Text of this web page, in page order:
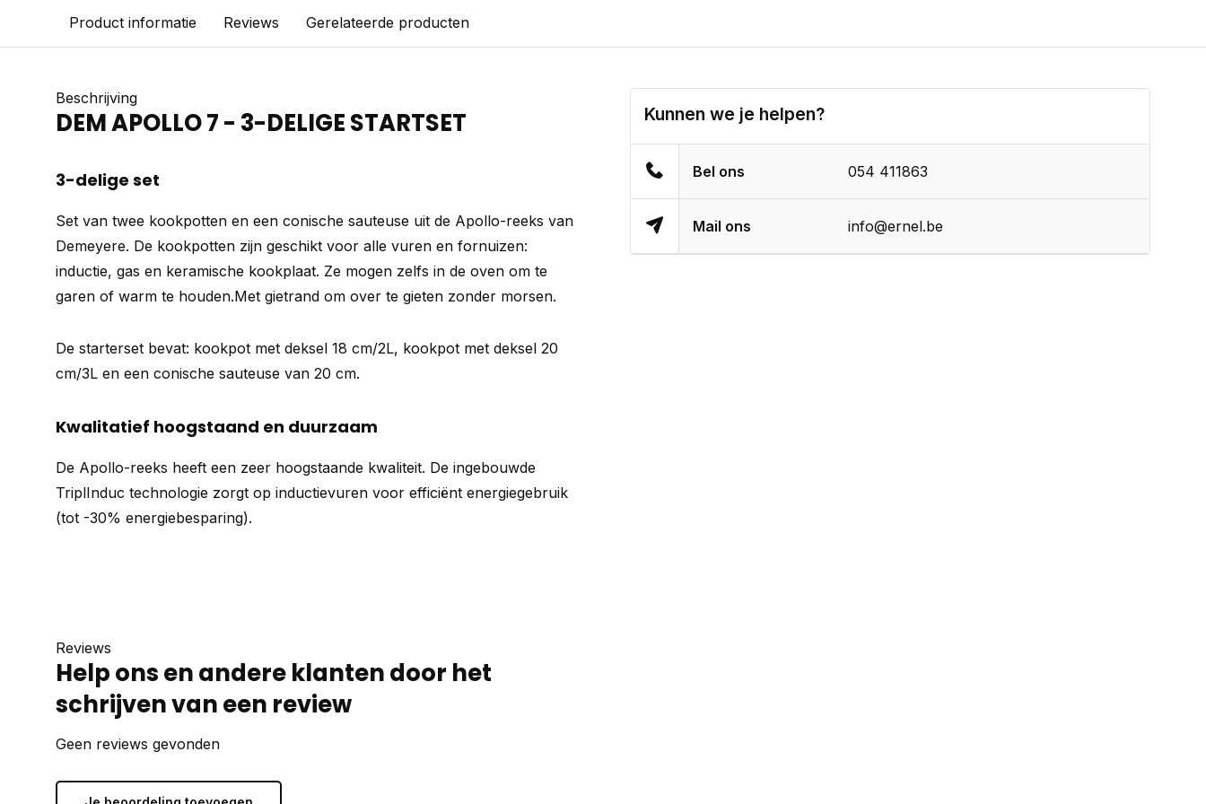
Product informatie Reviews Gerelateerde producten
Beschrijving
DEM APOLLO 7 - 3-DELIGE STARTSET
3-delige set
Set van twee kookpotten en een conische sauteuse uit de Apollo-reeks van
Demeyere. De kookpotten zijn geschikt voor alle vuren en fornuizen:
inductie, gas en keramische kookplaat. Ze mogen zelfs in de oven om te
garen of warm te houden.Met gietrand om over te gieten zonder morsen.
De starterset bevat: kookpot met deksel 18 cm/2L, kookpot met deksel 20
cm/3L en een conische sauteuse van 20 cm.
Kwalitatief hoogstaand en duurzaam
De Apollo-reeks heeft een zeer hoogstaande kwaliteit. De ingebouwde
TriplInduc technologie zorgt op inductievuren voor efficiënt energiegebruik
(tot -30% energiebesparing).
Kunnen we je helpen?
Bel ons 054 411863
Mail ons info@ernel.be
Reviews
Help ons en andere klanten door het
schrijven van een review
Geen reviews gevonden